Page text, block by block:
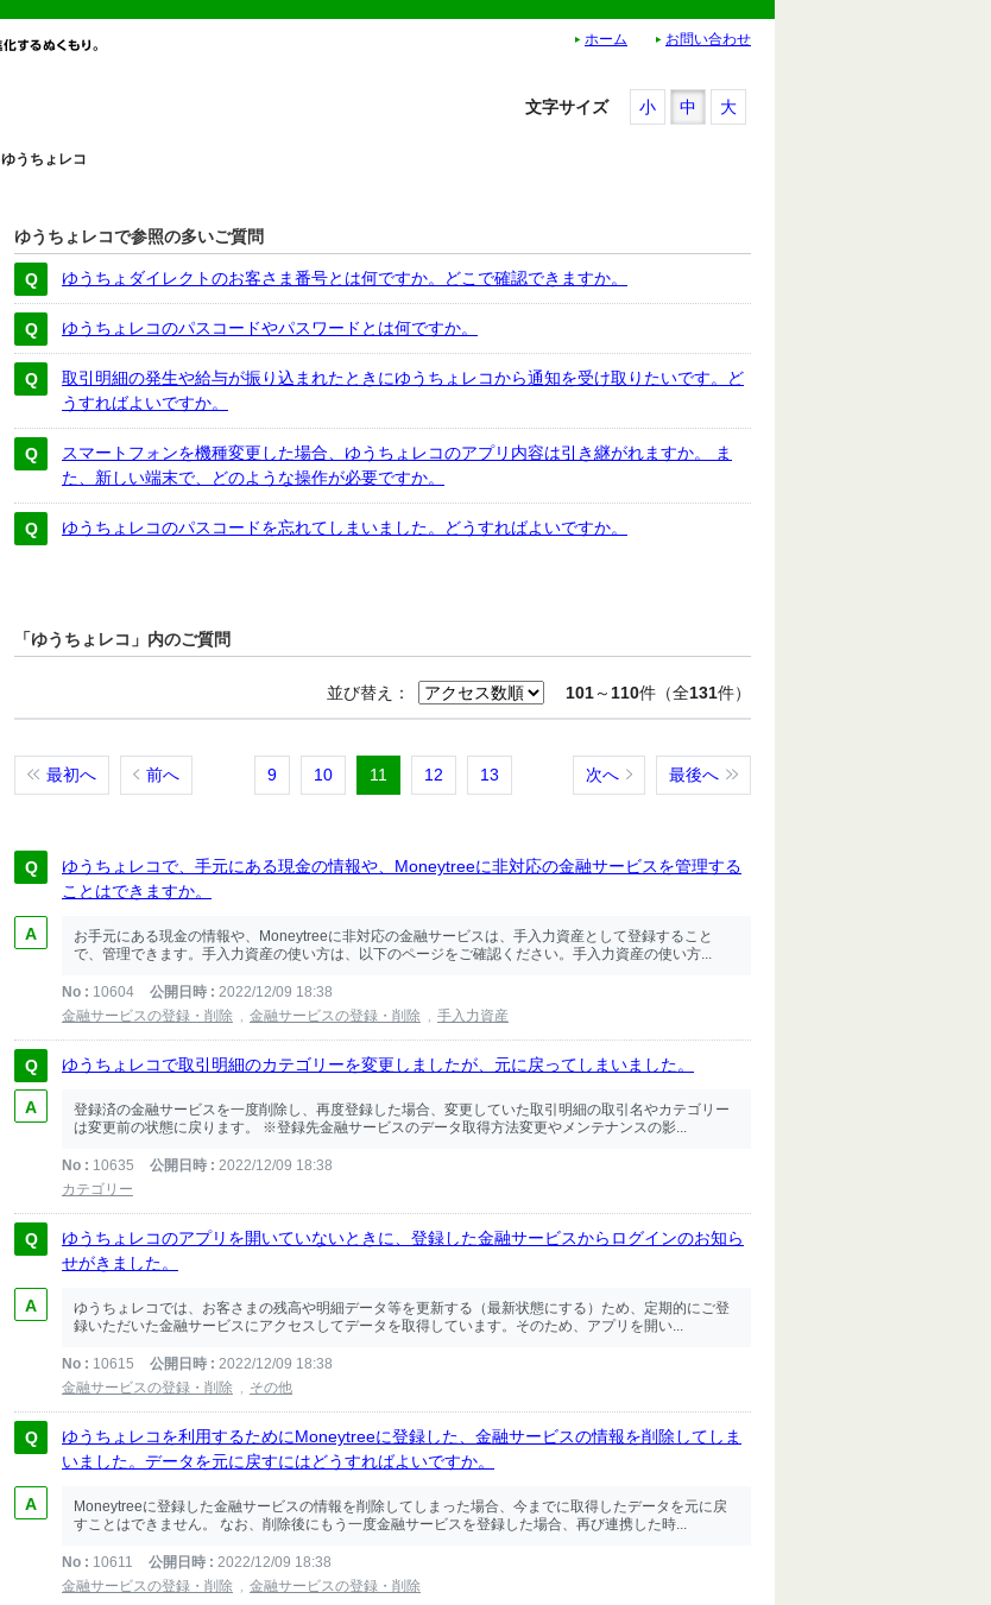
ホーム お問い合わせ
ゆうちょレコ
文字サイズ 小 中 大
ゆうちょレコで参照の多いご質問
ゆうちょダイレクトのお客さま番号とは何ですか。どこで確認できますか。
ゆうちょレコのパスコードやパスワードとは何ですか。
取引明細の発生や給与が振り込まれたときにゆうちょレコから通知を受け取りたいです。ど
うすればよいですか。
スマートフォンを機種変更した場合、ゆうちょレコのアプリ内容は引き継がれますか。 ま
た、新しい端末で、どのような操作が必要ですか。
ゆうちょレコのパスコードを忘れてしまいました。どうすればよいですか。
「ゆうちょレコ」内のご質問
並び替え： 101～ 110件（全131件）
最初へ 前へ 9 10 11 12 13 次へ 最後へ
ゆうちょレコで、手元にある現金の情報や、Moneytreeに非対応の金融サービスを管理する
ことはできますか。
お手元にある現金の情報や、Moneytreeに非対応の金融サービスは、手入力資産として登録すること
で、管理できます。手入力資産の使い方は、以下のページをご確認ください。手入力資産の使い方...
No 10604 公開日時
2022/12/09 18:38
金融サービスの登録・削除
金融サービスの登録・削除 手入力資産
ゆうちょレコで取引明細のカテゴリーを変更しましたが、元に戻ってしまいました。
登録済の金融サービスを一度削除し、再度登録した場合、変更していた取引明細の取引名やカテゴリー
は変更前の状態に戻ります。 ※登録先金融サービスのデータ取得方法変更やメンテナンスの影...
No 10635 公開日時
2022/12/09 18:38
カテゴリー
ゆうちょレコのアプリを開いていないときに、登録した金融サービスからログインのお知ら
せがきました。
ゆうちょレコでは、お客さまの残高や明細データ等を更新する（最新状態にする）ため、定期的にご登
録いただいた金融サービスにアクセスしてデータを取得しています。そのため、アプリを開い...
No 10615 公開日時
2022/12/09 18:38
金融サービスの登録・削除
その他
ゆうちょレコを利用するためにMoneytreeに登録した、金融サービスの情報を削除してしま
いました。データを元に戻すにはどうすればよいですか。
Moneytreeに登録した金融サービスの情報を削除してしまった場合、今までに取得したデータを元に戻
すことはできません。 なお、削除後にもう一度金融サービスを登録した場合、再び連携した時...
No 10611 公開日時
2022/12/09 18:38
金融サービスの登録・削除
金融サービスの登録・削除